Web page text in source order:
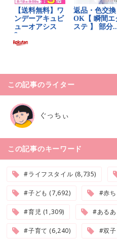
この記事のライター
ぐっちぃ
この記事のキーワード
#ライフスタイル (8,735)
#子ども (7,692) #赤
#育児 (1,309) #ある
#子育て (6,240) #双